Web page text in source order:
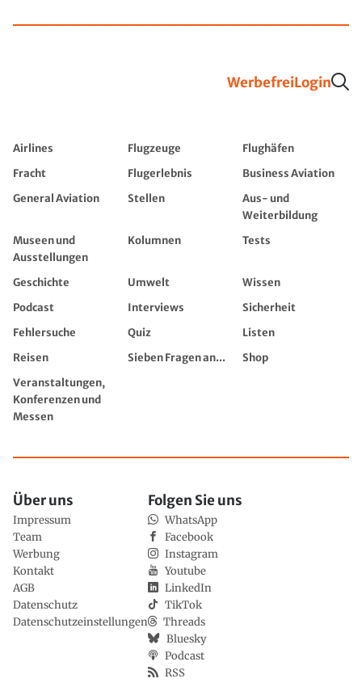
WerbefreiLogin
Airlines Flugzeuge
Flughäfen
Fracht
Flugerlebnis
Business Aviation
General Aviation
Stellen
Aus- und
Weiterbildung
Museen und
Ausstellungen
Kolumnen Tests
Geschichte Umwelt
Wissen
Podcast
Interviews
Sicherheit
Fehlersuche
Quiz
Listen
Reisen
Sieben Fragen an...
Shop
Veranstaltungen,
Konferenzen und
Messen
Über uns
Impressum
Team
Werbung
Kontakt
AGB
Datenschutz
Datenschutzeinstellungen
Folgen Sie uns
WhatsApp
Facebook
Instagram
Youtube
LinkedIn
TikTok
Threads
Bluesky
Podcast
RSS